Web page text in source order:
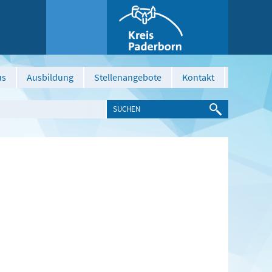
Ausbildung Stellenangebote Kontakt